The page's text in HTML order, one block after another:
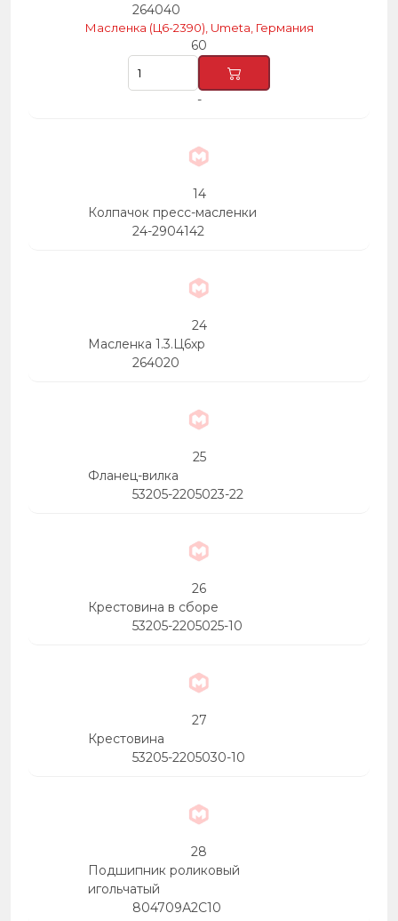
264040
Масленка (Ц6-2390), Umeta, Германия
60
-
14
Колпачок пресс-масленки
24-2904142
24
Масленка 1.3.Ц6хр
264020
25
Фланец-вилка
53205-2205023-22
26
Крестовина в сборе
53205-2205025-10
27
Крестовина
53205-2205030-10
28
Подшипник роликовый
игольчатый
804709А2С10